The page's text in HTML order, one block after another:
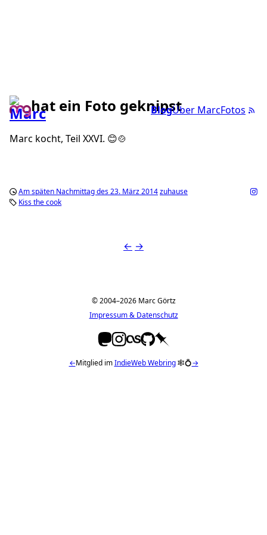
BlogÜber MarcFotos
hat ein Foto geknipst
Marc kocht, Teil XXVI. 😊🍲
Am späten Nachmittag des 23. März 2014zuhause
Kiss the cook
← →
© 2004–2026 Marc Görtz
Impressum & Datenschutz
←Mitglied imIndieWeb Webring🕸💍→